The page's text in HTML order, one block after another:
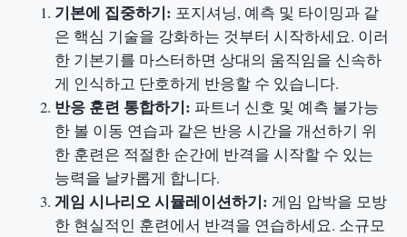
기본에 집중하기: 포지셔닝, 예측 및 타이밍과 같
은 핵심 기술을 강화하는 것부터 시작하세요. 이러
한 기본기를 마스터하면 상대의 움직임을 신속하
게 인식하고 단호하게 반응할 수 있습니다.
반응 훈련 통합하기: 파트너 신호 및 예측 불가능
한 볼 이동 연습과 같은 반응 시간을 개선하기 위
한 훈련은 적절한 순간에 반격을 시작할 수 있는
능력을 날카롭게 합니다.
게임 시나리오 시뮬레이션하기: 게임 압박을 모방
한 현실적인 훈련에서 반격을 연습하세요. 소규모